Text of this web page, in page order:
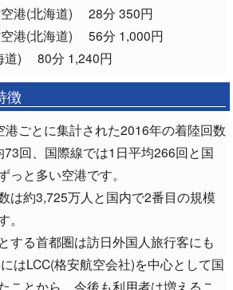
港(北海道) 28分 350円
港(北海道) 56分 1,000円
道) 80分 1,240円
徴
港ごとに集計された2016年の着陸回数
回、国際線では1日平均266回と国
っと多い空港です。
は約3,725万人と国内で2番目の規模
する首都圏は訪日外国人旅行客にも
はLCC(格安航空会社)を中心として国
ことから、今後も利用者は増えるこ